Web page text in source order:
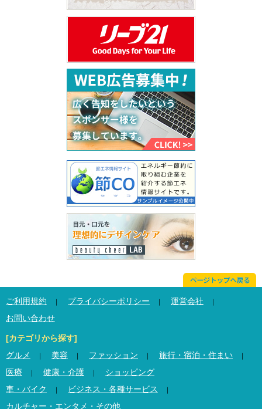
ご利用規約 ｜ プライバシーポリシー ｜ 運営会社 ｜
お問い合わせ
[カテゴリから探す]
グルメ
｜ 美容 ｜ ファッション ｜ 旅行・宿泊・住まい ｜
医療 ｜ 健康・介護 ｜ ショッピング
車・バイク
｜ ビジネス・各種サービス ｜
カルチャー・エンタメ・その他